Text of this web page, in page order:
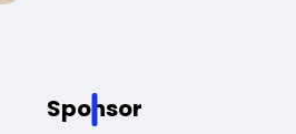
Sponsor